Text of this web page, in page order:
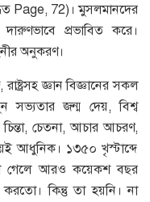
Page, 72)। মুসলমানদের
প্রভাবিত করে।
অনুকরণ।
জ্ঞান বিজ্ঞানের সকল
সভ্যতার জন্ম দেয়, বিশ্ব
চেতনা, আচার আচরণ,
আধুনিক। ১৩৫০ খৃস্টাব্দে
গেলে আরও কয়েকশ বছর
কিন্তু তা হয়নি। না